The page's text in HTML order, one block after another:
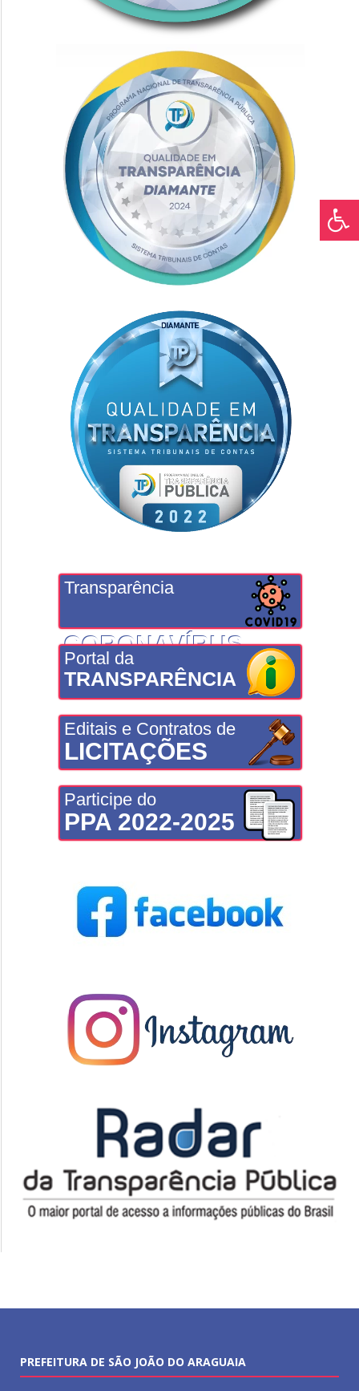
Transparência
CORONAVÍRUS
Portal da
TRANSPARÊNCIA
Editais e Contratos de
LICITAÇÕES
Participe do
PPA 2022-2025
PREFEITURA DE SÃO JOÃO DO ARAGUAIA